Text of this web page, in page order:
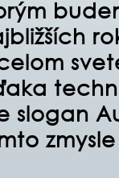
slogan